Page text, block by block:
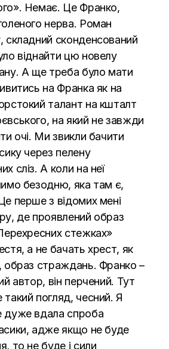
Немає. Це Франко,
нерва. Роман
складний сконденсований
віднайти цю новелу
А ще треба було мати
на Франка як на
талант на кшталт
на який не завжди
очі. Ми звикли бачити
через пелену
сліз. А коли на неї
безодню, яка там є,
перше з відомих мені
де проявлений образ
стежках»
а не бачать хрест, як
образ страждань. Франко –
автор, він перчений. Тут
погляд, чесний. Я
вдала спроба
адже якщо не буде
то не буде і сили